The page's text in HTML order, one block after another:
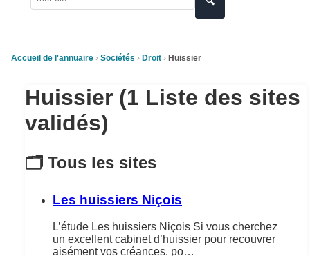
Accueil de l'annuaire Sociétés Droit Huissier
Huissier (1 Liste des sites
validés)
🗂️ Tous les sites
Les huissiers Niçois
L’étude Les huissiers Niçois Si vous cherchez
un excellent cabinet d’huissier pour recouvrer
aisément vos créances, po…